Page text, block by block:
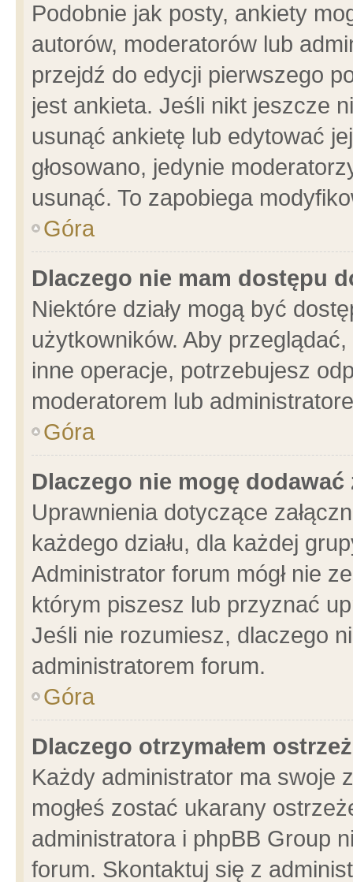
Podobnie jak posty, ankiety
autorów, moderatorów lub
przejdź do edycji pierwszego
jest ankieta. Jeśli nikt jeszcze
usunąć ankietę lub edytować
głosowano, jedynie
usunąć. To zapobiega
Góra
Dlaczego nie mam dostępu
Niektóre działy mogą być
użytkowników. Aby
inne operacje, potrzebujesz
moderatorem lub
Góra
Dlaczego nie mogę dodawać
Uprawnienia dotyczące
każdego działu, dla każdej
Administrator forum mógł nie
którym piszesz lub przyznać
Jeśli nie rozumiesz, dlaczego
administratorem forum.
Góra
Dlaczego otrzymałem
Każdy administrator ma swoje
mogłeś zostać ukarany
administratora i phpBB Group
forum. Skontaktuj się z